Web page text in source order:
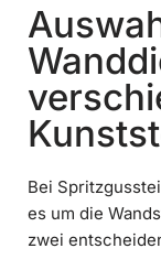
Bei
es um die
zwei